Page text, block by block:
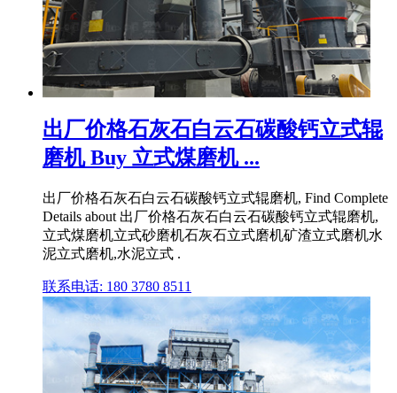
出厂价格石灰石白云石碳酸钙立式辊
磨机 Buy 立式煤磨机 ...
出厂价格石灰石白云石碳酸钙立式辊磨机, Find Complete
Details about 出厂价格石灰石白云石碳酸钙立式辊磨机,
立式煤磨机立式砂磨机石灰石立式磨机矿渣立式磨机水
泥立式磨机,水泥立式 .
联系电话: 180 3780 8511